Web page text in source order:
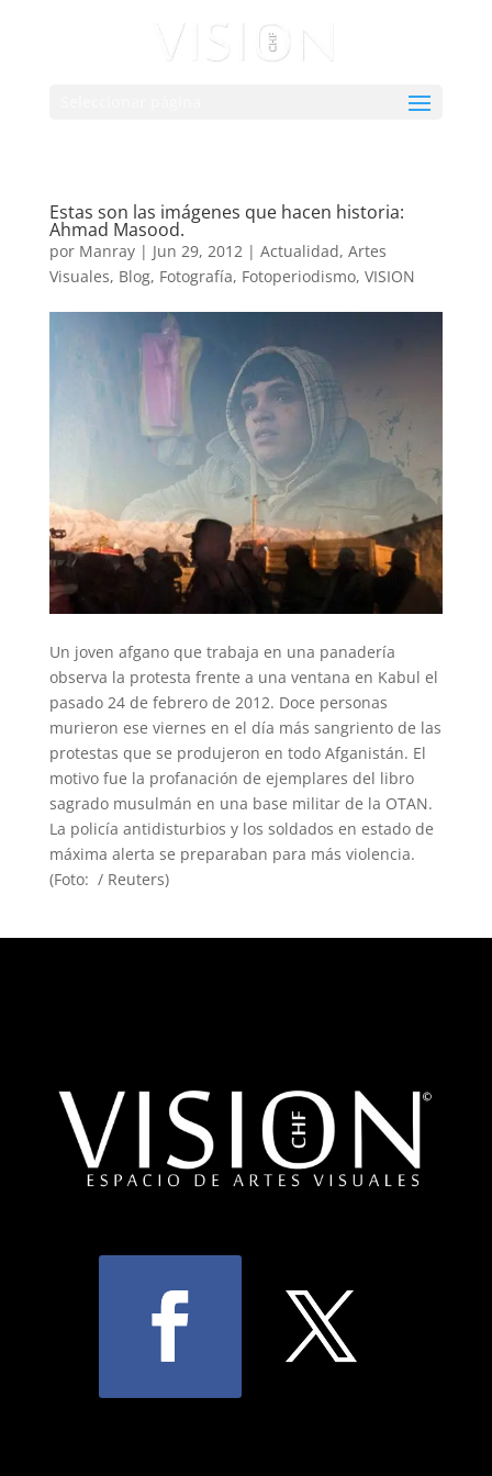
Estas son las imágenes que hacen historia:
Ahmad Masood.
por Manray| Jun 29, 2012| Actualidad, Artes
Visuales, Blog, Fotografía, Fotoperiodismo, VISION
Un joven afgano que trabaja en una panadería
observa la protesta frente a una ventana en Kabul el
pasado 24 de febrero de 2012. Doce personas
murieron ese viernes en el día más sangriento de las
protestas que se produjeron en todo Afganistán. El
motivo fue la profanación de ejemplares del libro
sagrado musulmán en una base militar de la OTAN.
La policía antidisturbios y los soldados en estado de
máxima alerta se preparaban para más violencia.
(Foto: / Reuters)